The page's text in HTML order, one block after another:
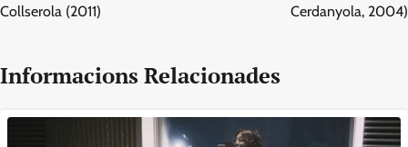
Collserola (2011)
Cerdanyola, 2004)
Informacions Relacionades